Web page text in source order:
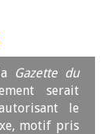
Gazette du
serait
le
motif pris